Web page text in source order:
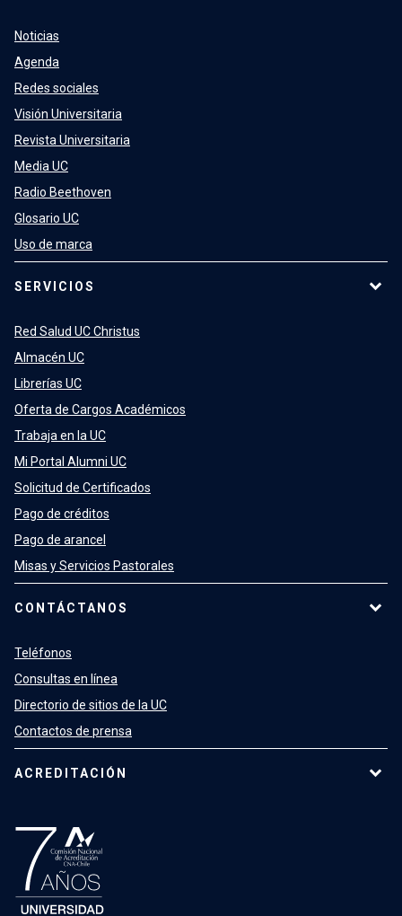
Noticias
Agenda
Redes sociales
Visión Universitaria
Revista Universitaria
Media UC
Radio Beethoven
Glosario UC
Uso de marca
SERVICIOS
Red Salud UC Christus
Almacén UC
Librerías UC
Oferta de Cargos Académicos
Trabaja en la UC
Mi Portal Alumni UC
Solicitud de Certificados
Pago de créditos
Pago de arancel
Misas y Servicios Pastorales
CONTÁCTANOS
Teléfonos
Consultas en línea
Directorio de sitios de la UC
Contactos de prensa
ACREDITACIÓN